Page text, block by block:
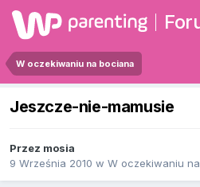
W oczekiwaniu na bociana
Jeszcze-nie-mamusie
Przez mosia
9 Września 2010 w W oczekiwaniu